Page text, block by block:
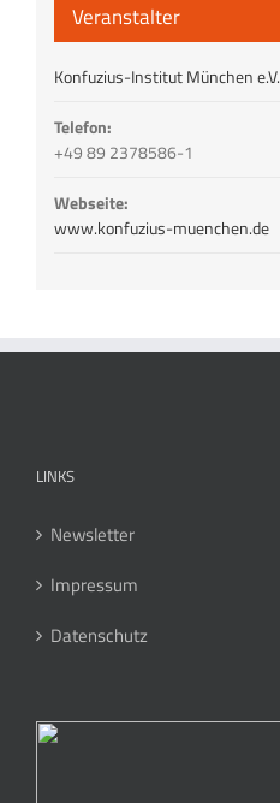
Veranstalter
Konfuzius-Institut München e.V.
Telefon:
+49 89 2378586-1
Webseite:
www.konfuzius-muenchen.de
LINKS
Newsletter
Impressum
Datenschutz